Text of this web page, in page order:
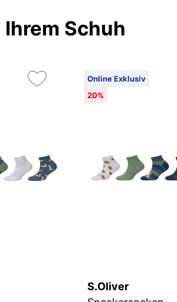
Schuh
Online Exklusiv
20%
S.Oliver